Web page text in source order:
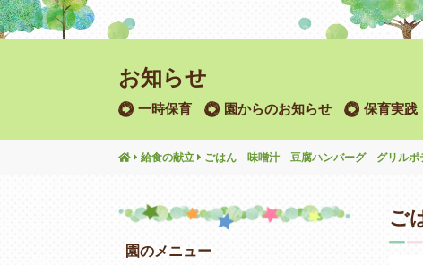
お知らせ
一時保育 園からのお知らせ 保育実践
給食の献立 ごはん 味噌汁 豆腐ハンバーグ グリルポ
ご
園のメニュー